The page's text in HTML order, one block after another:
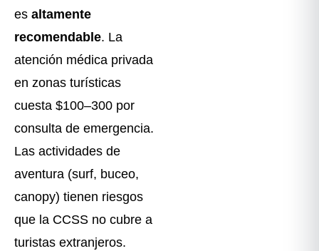
es altamente
recomendable. La
atención médica privada
en zonas turísticas
cuesta $100–300 por
consulta de emergencia.
Las actividades de
aventura (surf, buceo,
canopy) tienen riesgos
que la CCSS no cubre a
turistas extranjeros.